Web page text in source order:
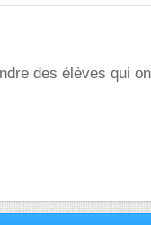
des élèves qui